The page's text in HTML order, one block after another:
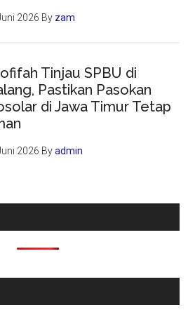
2026 By zam
Tinjau SPBU di
Pastikan Pasokan
di Jawa Timur Tetap
2026 Byadmin